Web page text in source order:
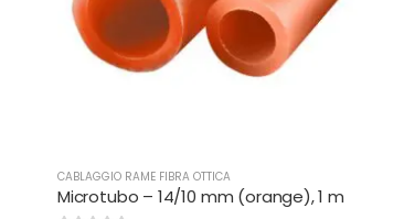
CABLAGGIO RAME FIBRA OTTICA
Microtubo – 14/10 mm (orange), 1 m